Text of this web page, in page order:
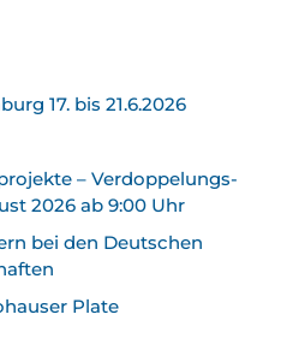
17. bis 21.6.2026
– Verdoppelungs­
2026 ab 9:00 Uhr
bei den Deutschen
Plate